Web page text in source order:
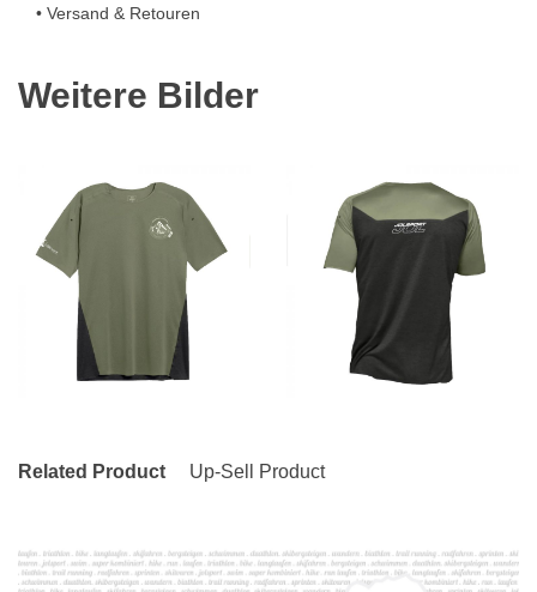
• Versand & Retouren
Weitere Bilder
Related Product Up-Sell Product